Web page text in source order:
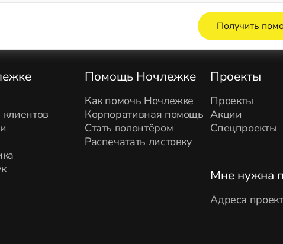
Получить
Помощь Ночлежке
Как помочь Ночлежке
Корпоративная помощь
Стать волонтёром
Распечатать листовку
Проекты
Проекты
Акции
Спецпроекты
Мне нужна
Адреса